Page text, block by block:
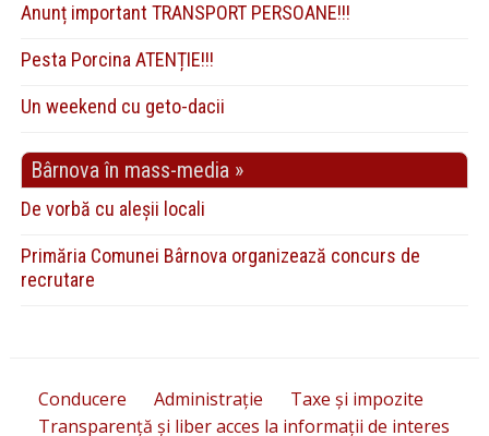
Anunț important TRANSPORT PERSOANE!!!
Pesta Porcina ATENȚIE!!!
Un weekend cu geto-dacii
Bârnova în mass-media »
De vorbă cu aleșii locali
Primăria Comunei Bârnova organizează concurs de
recrutare
Conducere Administrație
Taxe și impozite
Transparență și liber acces la informații de interes